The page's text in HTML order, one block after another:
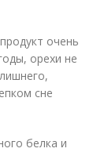
очень
орехи не
сне
белка и